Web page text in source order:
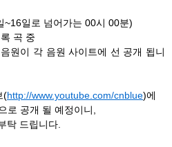
일로 넘어가는 00시 00분)
곡 중
원이 각 음원 사이트에 선 공개 됩니
(http://www.youtube.com/cnblue)에
로 공개 될 예정이니,
탁 드립니다.